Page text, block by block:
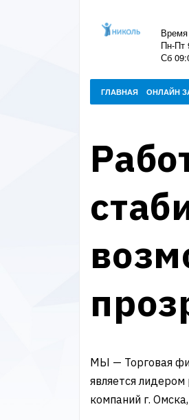
Пн-Пт
Сб
ГЛАВНАЯ ОНЛАЙН
МЫ — Торговая
является
компаний г.